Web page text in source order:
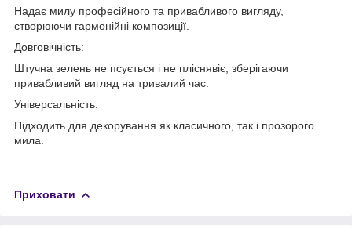
Надає милу професійного та привабливого вигляду,
створюючи гармонійні композиції.
Довговічність:
Штучна зелень не псується і не пліснявіє, зберігаючи
привабливий вигляд на тривалий час.
Універсальність:
Підходить для декорування як класичного, так і прозорого
мила.
Приховати